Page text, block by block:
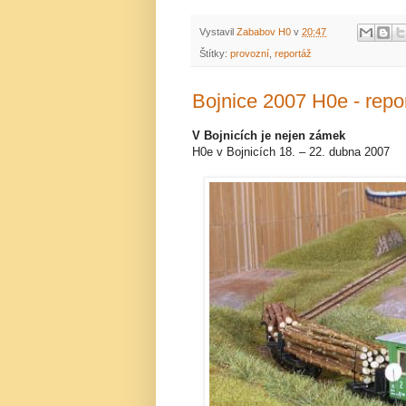
Vystavil Zababov H0 v 20:47
Štítky: provozní reportáž
Bojnice 2007 H0e -
V Bojnicích je nejen zámek
H0e v Bojnicích 18. – 22. dubna 2007